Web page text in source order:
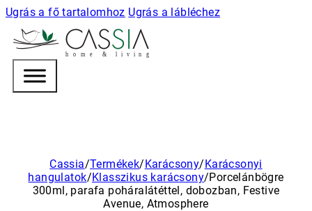
Ugrás a fő tartalomhoz Ugrás a lábléchez
h o m e & l i v i n g
Cassia/Termékek/Karácsony/Karácsonyi
hangulatok/Klasszikus karácsony/Porcelánbögre
300ml, parafa poháralátéttel, dobozban, Festive
Avenue, Atmosphere